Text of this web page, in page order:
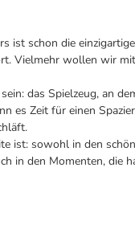
ist schon die
Vielmehr wollen wir
das Spielzeug, an
es Zeit für einen
ist: sowohl in den
in den Momenten, die